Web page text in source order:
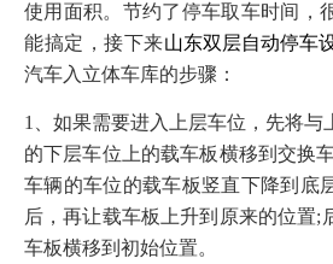
使用面积。节约了停车取车时间，
能搞定，接下来山东双层自动停车
汽车入立体车库的步骤：
1、如果需要进入上层车位，先将与
的下层车位上的载车板横移到交换
车辆的车位的载车板竖直下降到底
后，再让载车板上升到原来的位置;
车板横移到初始位置。